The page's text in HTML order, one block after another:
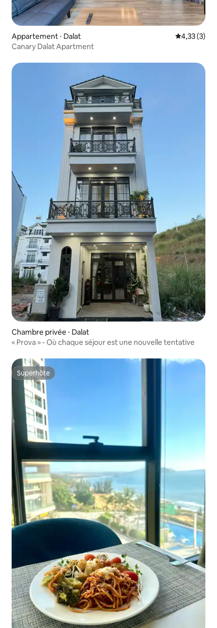
Appartement ⋅ Dalat Évaluation
4,33 (3)
Canary Dalat Apartment
Chambre privée ⋅ Dalat
« Prova » - Où chaque séjour est une nouvelle tentative
Superhôte
Superhôte